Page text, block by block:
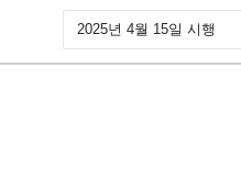
2025년 4월 15일 시행